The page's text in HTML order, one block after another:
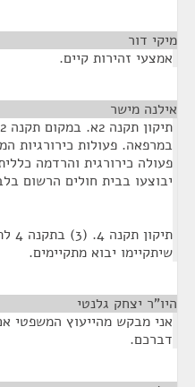
מיקי דור
אמצעי זהירות קיים.
אילנה מישר
במרפאה. פעולות כירורגיות
יבוצעו בבית חולים הרשום
שיתקיימו יבוא מתקיימים.
היו"ר יצחק גלנטי
אני מבקש מהייעוץ המשפטי
דברכם.